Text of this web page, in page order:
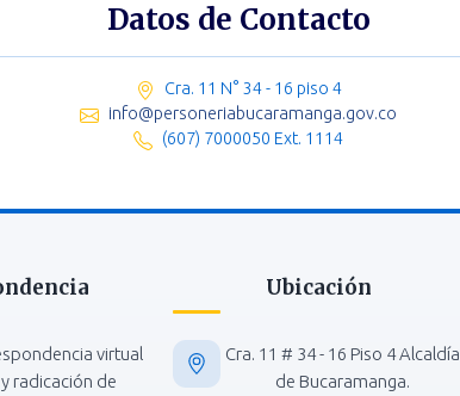
Datos de Contacto
Cra. 11 N° 34 - 16 piso 4
info@personeriabucaramanga.gov.co
(607) 7000050 Ext. 1114
virtual
radicación de
Ubicación
Cra. 11 # 34 - 16 Piso 4 Alcaldía
de Bucaramanga.